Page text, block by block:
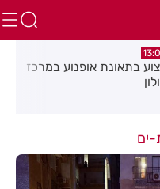
נפלטה אל חוף בת ים
ים